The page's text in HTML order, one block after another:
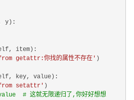
y ):
item ):
getattr:你找的属性不存在' )
key, value ):
setattr' )
# 这就无限递归了,你好好想想